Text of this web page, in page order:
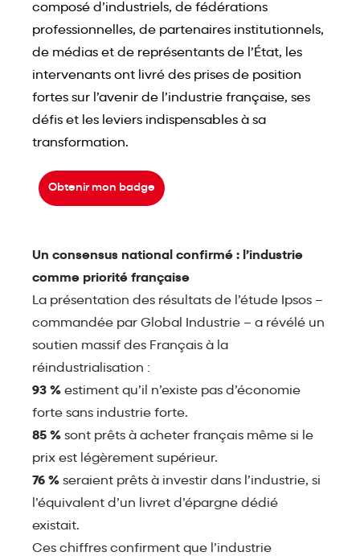
composé d’industriels, de fédérations
professionnelles, de partenaires institutionnels,
de médias et de représentants de l’État, les
intervenants ont livré des prises de position
fortes sur l’avenir de l’industrie française, ses
défis et les leviers indispensables à sa
transformation.
Obtenir mon badge
Un consensus national confirmé : l’industrie
comme priorité française
La présentation des résultats de l’étude Ipsos –
commandée par Global Industrie – a révélé un
soutien massif des Français à la
réindustrialisation :
93 % estiment qu’il n’existe pas d’économie
forte sans industrie forte.
85 % sont prêts à acheter français même si le
prix est légèrement supérieur.
76 % seraient prêts à investir dans l’industrie, si
l’équivalent d’un livret d’épargne dédié
existait.
Ces chiffres confirment que l’industrie